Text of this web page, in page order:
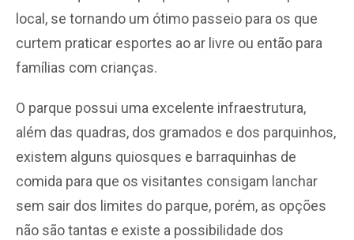
local, se tornando um ótimo passeio para os que
curtem praticar esportes ao ar livre ou então para
famílias com crianças.
O parque possui uma excelente infraestrutura,
além das quadras, dos gramados e dos parquinhos,
existem alguns quiosques e barraquinhas de
comida para que os visitantes consigam lanchar
sem sair dos limites do parque, porém, as opções
não são tantas e existe a possibilidade dos